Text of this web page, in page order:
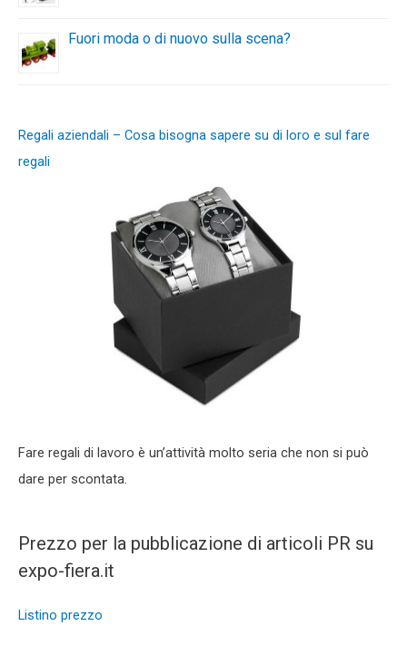
Fuori moda o di nuovo sulla scena?
Regali aziendali – Cosa bisogna sapere su di loro e sul fare
regali
Fare regali di lavoro è un’attività molto seria che non si può
dare per scontata.
Prezzo per la pubblicazione di articoli PR su
expo-fiera.it
Listino prezzo